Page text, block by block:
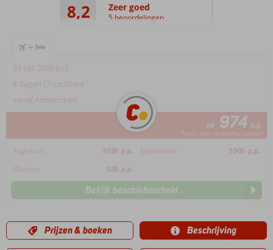
8,2 Zeer goed
5 beoordelingen
+
23 okt 2026 (vr)
8 dagen (7 nachten)
vanaf Amsterdam
va 974 p.p.
*incl. alle verplichte kosten
Augustus 1038 p.p. September 1006 p.p.
Oktober
920 p.p.
Bekijk beschikbaarheid
Prijzen & boeken Beschrijving